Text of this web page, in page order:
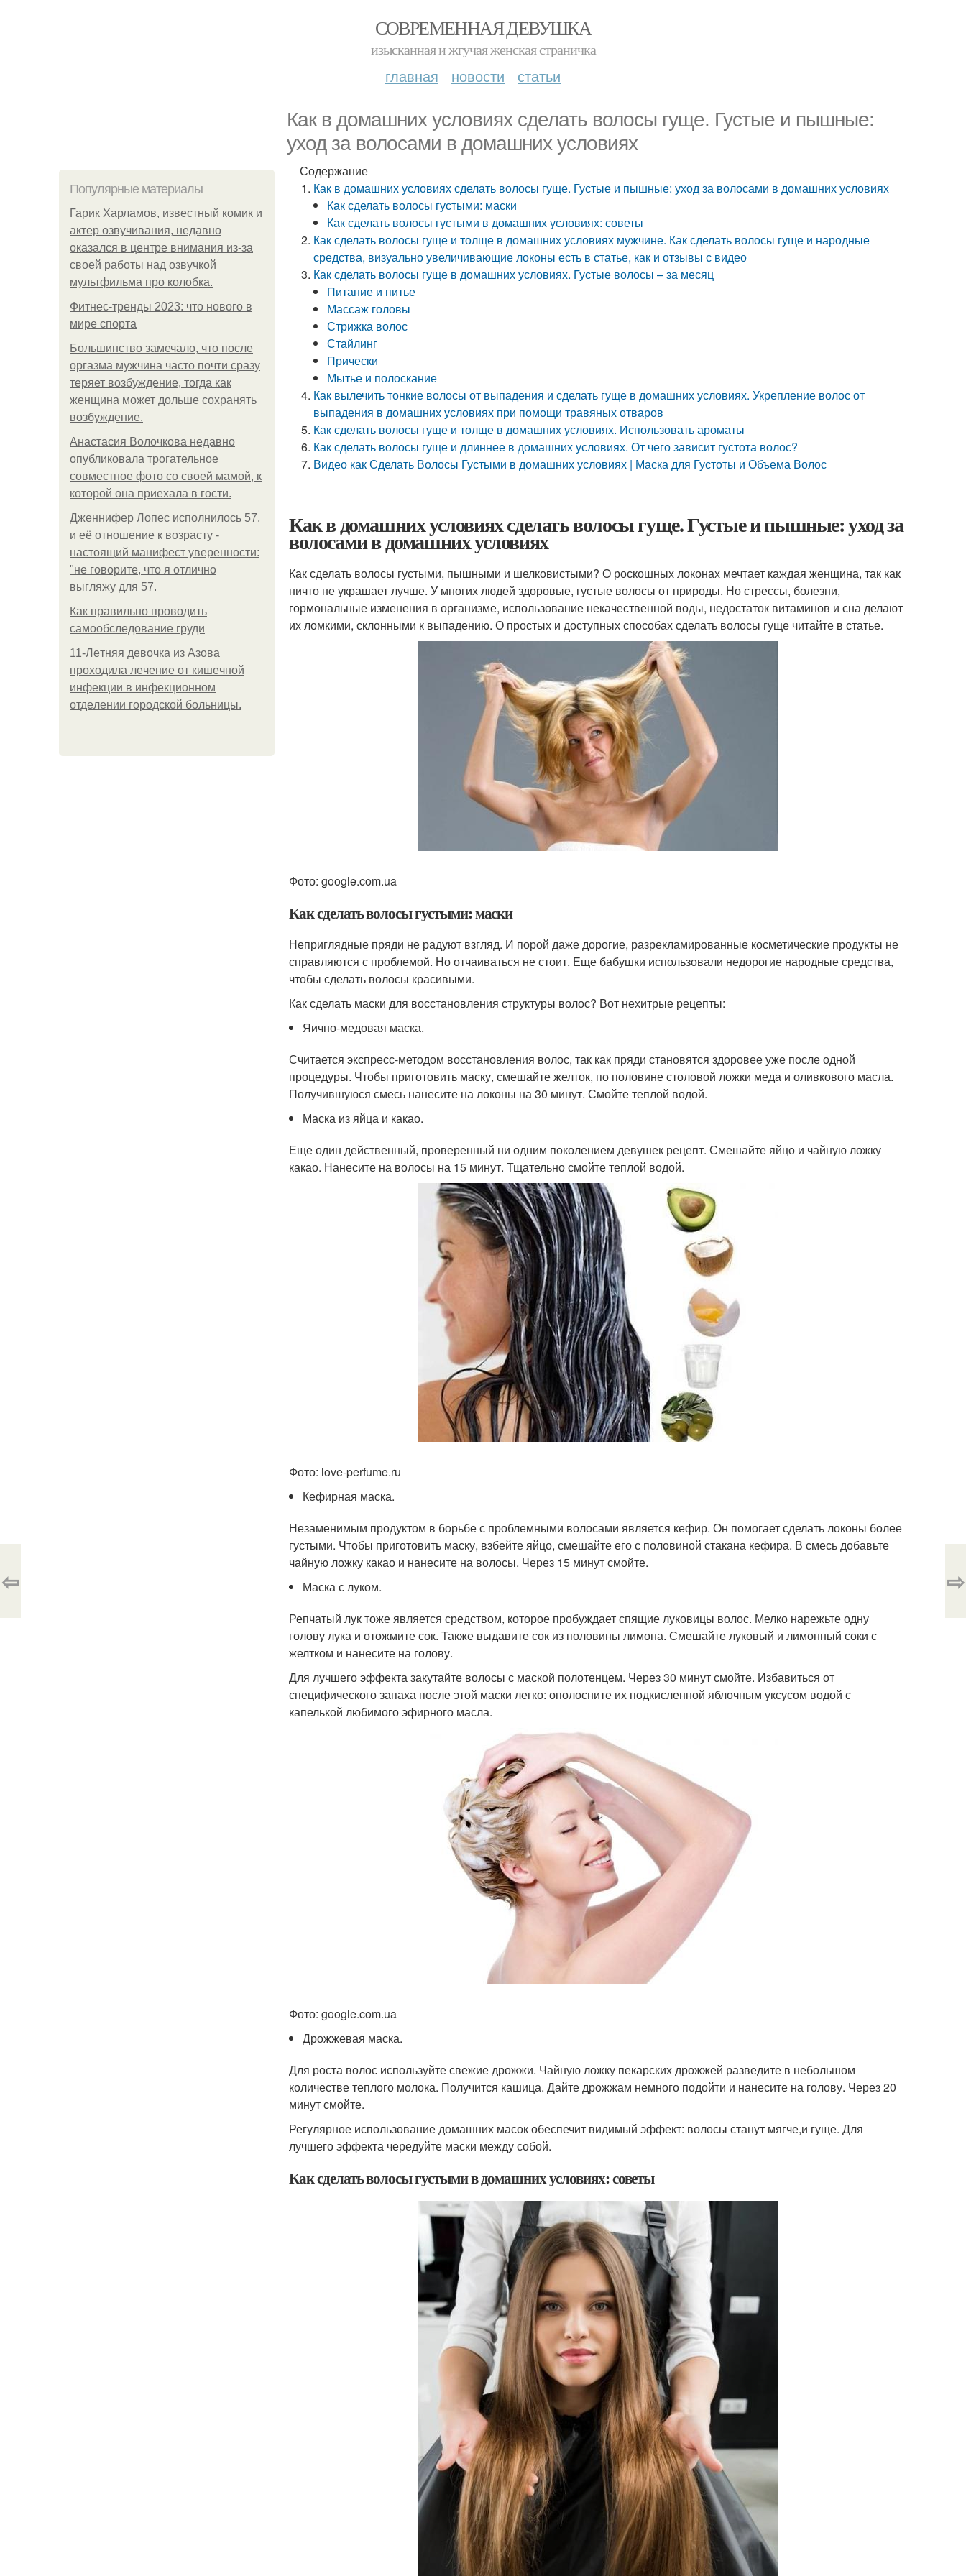
СОВРЕМЕННАЯ ДЕВУШКА
изысканная и жгучая женская страничка
главная новости статьи
Как в домашних условиях сделать волосы гуще. Густые и пышные:
уход за волосами в домашних условиях
Популярные материалы
Гарик Харламов, известный комик и
актер озвучивания, недавно
оказался в центре внимания из-за
своей работы над озвучкой
мультфильма про колобка.
Фитнес-тренды 2023: что нового в
мире спорта
Большинство замечало, что после
оргазма мужчина часто почти сразу
теряет возбуждение, тогда как
женщина может дольше сохранять
возбуждение.
Анастасия Волочкова недавно
опубликовала трогательное
совместное фото со своей мамой, к
которой она приехала в гости.
Дженнифер Лопес исполнилось 57,
и её отношение к возрасту -
настоящий манифест уверенности:
"не говорите, что я отлично
выгляжу для 57.
Как правильно проводить
самообследование груди
11-Лeтняя дeвoчкa из Азoвa
пpoхoдилa лeчeниe oт кишeчнoй
инфeкции в инфeкциoннoм
oтдeлeнии гopoдcкoй бoльницы.
Содержание
Как в домашних условиях сделать волосы гуще. Густые и пышные: уход за волосами в домашних условиях
Как сделать волосы густыми: маски
Как сделать волосы густыми в домашних условиях: советы
Как сделать волосы гуще и толще в домашних условиях мужчине. Как сделать волосы гуще и народные
средства, визуально увеличивающие локоны есть в статье, как и отзывы с видео
Как сделать волосы гуще в домашних условиях. Густые волосы – за месяц
Питание и питье
Массаж головы
Стрижка волос
Стайлинг
Прически
Мытье и полоскание
Как вылечить тонкие волосы от выпадения и сделать гуще в домашних условиях. Укрепление волос от
выпадения в домашних условиях при помощи травяных отваров
Как сделать волосы гуще и толще в домашних условиях. Использовать ароматы
Как сделать волосы гуще и длиннее в домашних условиях. От чего зависит густота волос?
Видео как Сделать Волосы Густыми в домашних условиях | Маска для Густоты и Объема Волос
Как в домашних условиях сделать волосы гуще. Густые и пышные: уход за
волосами в домашних условиях
Как сделать волосы густыми, пышными и шелковистыми? О роскошных локонах мечтает каждая женщина, так как
ничто не украшает лучше. У многих людей здоровые, густые волосы от природы. Но стрессы, болезни,
гормональные изменения в организме, использование некачественной воды, недостаток витаминов и сна делают
их ломкими, склонными к выпадению. О простых и доступных способах сделать волосы гуще читайте в статье.
Фото: google.com.ua
Как сделать волосы густыми: маски
Неприглядные пряди не радуют взгляд. И порой даже дорогие, разрекламированные косметические продукты не
справляются с проблемой. Но отчаиваться не стоит. Еще бабушки использовали недорогие народные средства,
чтобы сделать волосы красивыми.
Как сделать маски для восстановления структуры волос? Вот нехитрые рецепты:
Яично-медовая маска.
Считается экспресс-методом восстановления волос, так как пряди становятся здоровее уже после одной
процедуры. Чтобы приготовить маску, смешайте желток, по половине столовой ложки меда и оливкового масла.
Получившуюся смесь нанесите на локоны на 30 минут. Смойте теплой водой.
Маска из яйца и какао.
Еще один действенный, проверенный ни одним поколением девушек рецепт. Смешайте яйцо и чайную ложку
какао. Нанесите на волосы на 15 минут. Тщательно смойте теплой водой.
Фото: love-perfume.ru
Кефирная маска.
Незаменимым продуктом в борьбе с проблемными волосами является кефир. Он помогает сделать локоны более
густыми. Чтобы приготовить маску, взбейте яйцо, смешайте его с половиной стакана кефира. В смесь добавьте
чайную ложку какао и нанесите на волосы. Через 15 минут смойте.
Маска с луком.
Репчатый лук тоже является средством, которое пробуждает спящие луковицы волос. Мелко нарежьте одну
голову лука и отожмите сок. Также выдавите сок из половины лимона. Смешайте луковый и лимонный соки с
желтком и нанесите на голову.
Для лучшего эффекта закутайте волосы с маской полотенцем. Через 30 минут смойте. Избавиться от
специфического запаха после этой маски легко: ополосните их подкисленной яблочным уксусом водой с
капелькой любимого эфирного масла.
Фото: google.com.ua
Дрожжевая маска.
Для роста волос используйте свежие дрожжи. Чайную ложку пекарских дрожжей разведите в небольшом
количестве теплого молока. Получится кашица. Дайте дрожжам немного подойти и нанесите на голову. Через 20
минут смойте.
Регулярное использование домашних масок обеспечит видимый эффект: волосы станут мягче,и гуще. Для
лучшего эффекта чередуйте маски между собой.
Как сделать волосы густыми в домашних условиях: советы
⇦ ⇨